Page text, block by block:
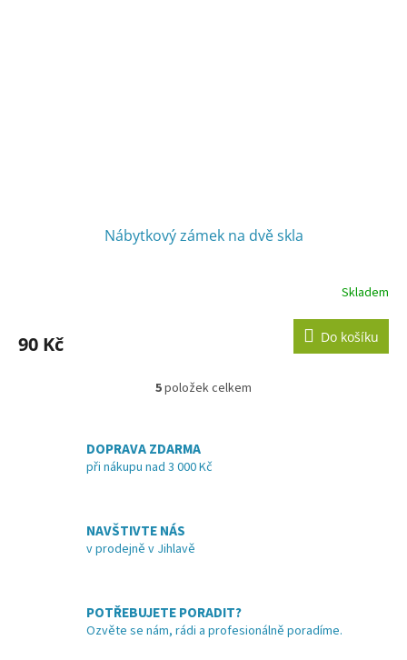
Nábytkový zámek na dvě skla
Skladem
90 Kč Do košíku
O
d
y
v
ý
5položek celkem
DOPRAVA ZDARMA
při nákupu nad 3 000 Kč
NAVŠTIVTE NÁS
v prodejně v Jihlavě
POTŘEBUJETE PORADIT?
Ozvěte se nám, rádi a profesionálně poradíme.